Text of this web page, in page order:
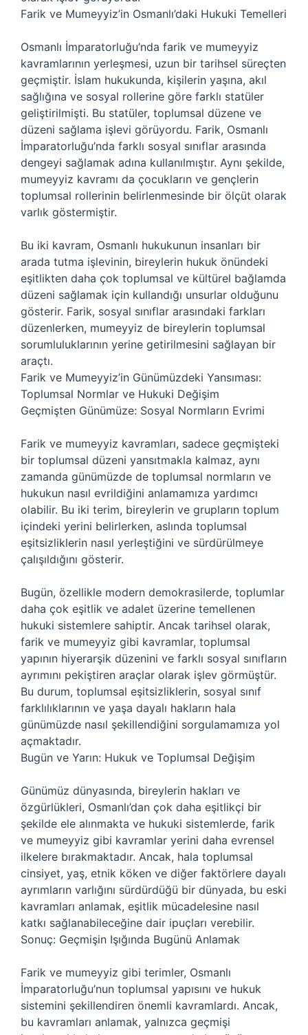
Farik ve Mumeyyiz’in Osmanlı’daki Hukuki Temelleri
Osmanlı İmparatorluğu’nda farik ve mumeyyiz
kavramlarının yerleşmesi, uzun bir tarihsel süreçten
geçmiştir. İslam hukukunda, kişilerin yaşına, akıl
sağlığına ve sosyal rollerine göre farklı statüler
geliştirilmişti. Bu statüler, toplumsal düzene ve
düzeni sağlama işlevi görüyordu. Farik, Osmanlı
İmparatorluğu’nda farklı sosyal sınıflar arasında
dengeyi sağlamak adına kullanılmıştır. Aynı şekilde,
mumeyyiz kavramı da çocukların ve gençlerin
toplumsal rollerinin belirlenmesinde bir ölçüt olarak
varlık göstermiştir.
Bu iki kavram, Osmanlı hukukunun insanları bir
arada tutma işlevinin, bireylerin hukuk önündeki
eşitlikten daha çok toplumsal ve kültürel bağlamda
düzeni sağlamak için kullandığı unsurlar olduğunu
gösterir. Farik, sosyal sınıflar arasındaki farkları
düzenlerken, mumeyyiz de bireylerin toplumsal
sorumluluklarının yerine getirilmesini sağlayan bir
araçtı.
Farik ve Mumeyyiz’in Günümüzdeki Yansıması:
Toplumsal Normlar ve Hukuki Değişim
Geçmişten Günümüze: Sosyal Normların Evrimi
Farik ve mumeyyiz kavramları, sadece geçmişteki
bir toplumsal düzeni yansıtmakla kalmaz, aynı
zamanda günümüzde de toplumsal normların ve
hukukun nasıl evrildiğini anlamamıza yardımcı
olabilir. Bu iki terim, bireylerin ve grupların toplum
içindeki yerini belirlerken, aslında toplumsal
eşitsizliklerin nasıl yerleştiğini ve sürdürülmeye
çalışıldığını gösterir.
Bugün, özellikle modern demokrasilerde, toplumlar
daha çok eşitlik ve adalet üzerine temellenen
hukuki sistemlere sahiptir. Ancak tarihsel olarak,
farik ve mumeyyiz gibi kavramlar, toplumsal
yapının hiyerarşik düzenini ve farklı sosyal sınıfların
ayrımını pekiştiren araçlar olarak işlev görmüştür.
Bu durum, toplumsal eşitsizliklerin, sosyal sınıf
farklılıklarının ve yaşa dayalı hakların hala
günümüzde nasıl şekillendiğini sorgulamamıza yol
açmaktadır.
Bugün ve Yarın: Hukuk ve Toplumsal Değişim
Günümüz dünyasında, bireylerin hakları ve
özgürlükleri, Osmanlı’dan çok daha eşitlikçi bir
şekilde ele alınmakta ve hukuki sistemlerde, farik
ve mumeyyiz gibi kavramlar yerini daha evrensel
ilkelere bırakmaktadır. Ancak, hala toplumsal
cinsiyet, yaş, etnik köken ve diğer faktörlere dayalı
ayrımların varlığını sürdürdüğü bir dünyada, bu eski
kavramları anlamak, eşitlik mücadelesine nasıl
katkı sağlanabileceğine dair ipuçları verebilir.
Sonuç: Geçmişin Işığında Bugünü Anlamak
Farik ve mumeyyiz gibi terimler, Osmanlı
İmparatorluğu’nun toplumsal yapısını ve hukuk
sistemini şekillendiren önemli kavramlardı. Ancak,
bu kavramları anlamak, yalnızca geçmişi